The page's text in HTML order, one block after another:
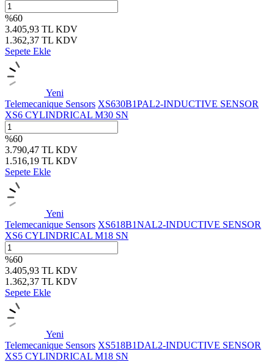
%60
3.405,93 TL KDV
1.362,37 TL KDV
Sepete Ekle
Yeni
Telemecanique Sensors XS630B1PAL2-INDUCTIVE SENSOR
XS6 CYLINDRICAL M30 SN
%60
3.790,47 TL KDV
1.516,19 TL KDV
Sepete Ekle
Yeni
Telemecanique Sensors XS618B1NAL2-INDUCTIVE SENSOR
XS6 CYLINDRICAL M18 SN
%60
3.405,93 TL KDV
1.362,37 TL KDV
Sepete Ekle
Yeni
Telemecanique Sensors XS518B1DAL2-INDUCTIVE SENSOR
XS5 CYLINDRICAL M18 SN